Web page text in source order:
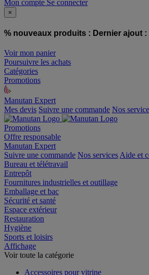
Mon compte Se connecter
×
% nouveaux produits : Dernier ajout :
Voir mon panier
Poursuivre les achats
Catégories
Promotions
Manutan Expert
offre reconditionnée
Mes devis Suivre une commande Nos services
Promotions
Offre responsable
Manutan Expert
Suivre une commande
Bureau et télétravail
Entrepôt
Fournitures industrielles et outillage
Emballage et bac
Sécurité et santé
Espace extérieur
Restauration
Hygiène
Sports et loisirs
Affichage